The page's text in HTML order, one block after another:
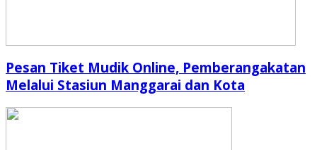
Pesan Tiket Mudik Online, Pemberangakatan
Melalui Stasiun Manggarai dan Kota